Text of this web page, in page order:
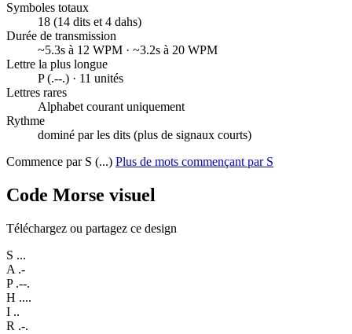
Symboles totaux
18 (14 dits et 4 dahs)
Durée de transmission
~5.3s à 12 WPM · ~3.2s à 20 WPM
Lettre la plus longue
P (.--.) · 11 unités
Lettres rares
Alphabet courant uniquement
Rythme
dominé par les dits (plus de signaux courts)
Commence par S (...) Plus de mots commençant par S
Code Morse visuel
Téléchargez ou partagez ce design
S ...
A .-
P .--.
H ....
I ..
R .-.